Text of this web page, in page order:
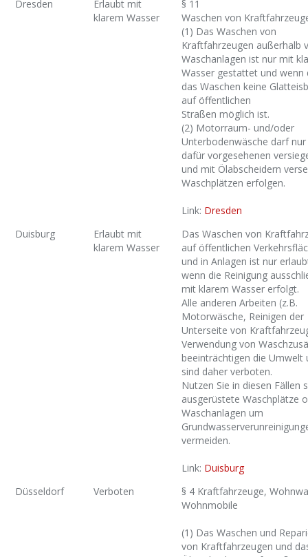
Dresden
Erlaubt mit
klarem Wasser
§ 11
Waschen von
(1) Das Waschen von
Kraftfahrzeugen außerhalb
Waschanlagen ist nur mit
Wasser gestattet und wenn
das Waschen keine
auf öffentlichen
Straßen möglich ist.
(2) Motorraum- und/oder
Unterbodenwäsche darf
dafür vorgesehenen
und mit Ölabscheidern
Waschplätzen erfolgen.
Link: Dresden
Duisburg
Erlaubt mit
klarem Wasser
Das Waschen von
auf öffentlichen
und in Anlagen ist nur
wenn die Reinigung
mit klarem Wasser erfolgt.
Alle anderen Arbeiten (z.B.
Motorwäsche, Reinigen der
Unterseite von
Verwendung von
beeinträchtigen die Umwelt
sind daher verboten.
Nutzen Sie in diesen Fällen
ausgerüstete Waschplätze
Waschanlagen um
vermeiden.
Link: Duisburg
Düsseldorf
Verboten
§ 4 Kraftfahrzeuge,
Wohnmobile
(1) Das Waschen und
von Kraftfahrzeugen und